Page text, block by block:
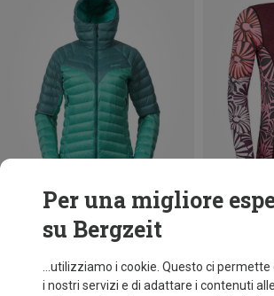
Risparmi 49%
Per una migliore
su Bergzeit
...utilizziamo i cookie. Questo ci
i nostri servizi e di adattare i contenuti